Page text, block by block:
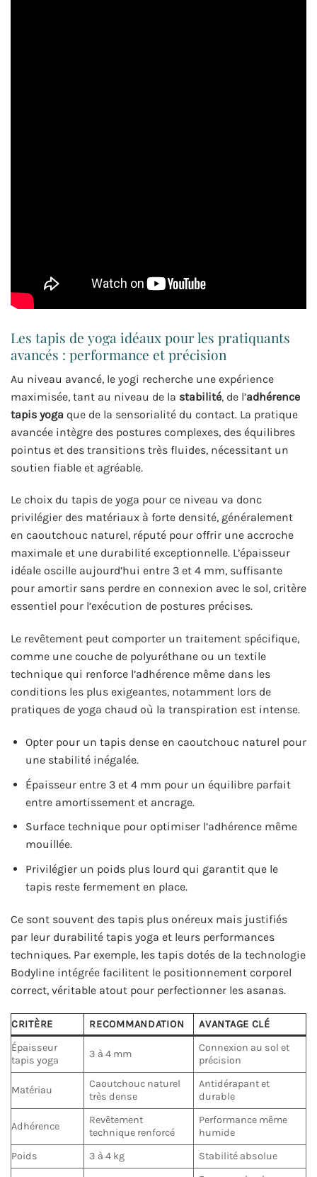
Les tapis de yoga idéaux pour les pratiquants
avancés : performance et précision
Au niveau avancé, le yogi recherche une expérience
maximisée, tant au niveau de la stabilité, de l’adhérence
tapis yoga que de la sensorialité du contact. La pratique
avancée intègre des postures complexes, des équilibres
pointus et des transitions très fluides, nécessitant un
soutien fiable et agréable.
Le choix du tapis de yoga pour ce niveau va donc
privilégier des matériaux à forte densité, généralement
en caoutchouc naturel, réputé pour offrir une accroche
maximale et une durabilité exceptionnelle. L’épaisseur
idéale oscille aujourd’hui entre 3 et 4 mm, suffisante
pour amortir sans perdre en connexion avec le sol, critère
essentiel pour l’exécution de postures précises.
Le revêtement peut comporter un traitement spécifique,
comme une couche de polyuréthane ou un textile
technique qui renforce l’adhérence même dans les
conditions les plus exigeantes, notamment lors de
pratiques de yoga chaud où la transpiration est intense.
Opter pour un tapis dense en caoutchouc naturel pour
une stabilité inégalée.
Épaisseur entre 3 et 4 mm pour un équilibre parfait
entre amortissement et ancrage.
Surface technique pour optimiser l’adhérence même
mouillée.
Privilégier un poids plus lourd qui garantit que le
tapis reste fermement en place.
Ce sont souvent des tapis plus onéreux mais justifiés
par leur durabilité tapis yoga et leurs performances
techniques. Par exemple, les tapis dotés de la technologie
Bodyline intégrée facilitent le positionnement corporel
correct, véritable atout pour perfectionner les asanas.
CRITÈRE RECOMMANDATION
AVANTAGE CLÉ
Épaisseur
tapis yoga
3 à 4 mm
Connexion au sol et
précision
Matériau
Caoutchouc naturel
très dense
Antidérapant et
durable
Adhérence
Revêtement
technique renforcé
Performance même
humide
Poids
3 à 4 kg
Stabilité absolue